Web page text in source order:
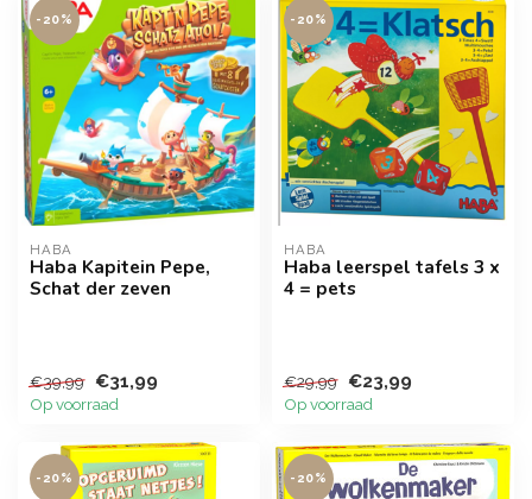
-20%
HABA
Haba Kapitein Pepe,
Schat der zeven
€39,99 €31,99
Op voorraad
-20%
HABA
Haba leerspel tafels 3 x
4 = pets
€29,99 €23,99
Op voorraad
-20% -20%